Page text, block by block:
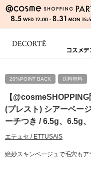
20%POINT BACK 送料無料
【
(プレスト) シアーベー
ーチつき / 6.5g、6.5g
エテュセ / ETTUSAIS
絶妙スキンベージュで毛穴も